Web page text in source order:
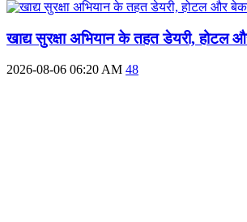
खाद्य सुरक्षा अभियान के तहत डेयरी, होटल
2026-08-06 06:20 AM 48